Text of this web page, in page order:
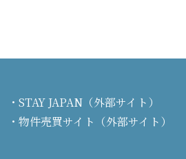
STAY JAPAN（外部サイト）
物件売買サイト（外部サイト）